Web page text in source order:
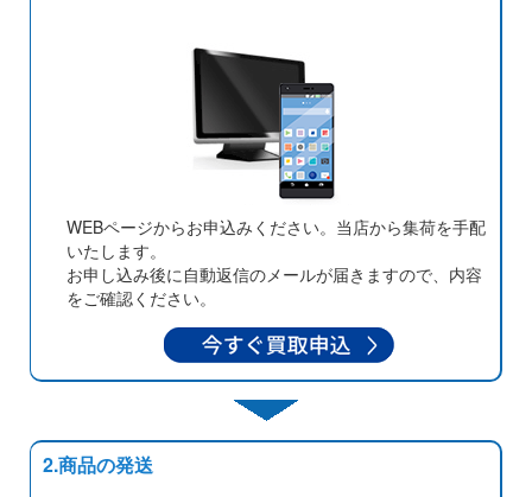
WEBページからお申込みください。当店から集荷を手配
いたします。
お申し込み後に自動返信のメールが届きますので、内容
をご確認ください。
2.商品の発送